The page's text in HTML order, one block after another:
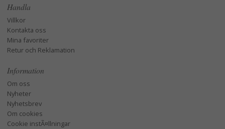
Handla
Villkor
Kontakta oss
Mina favoriter
Retur och Reklamation
Information
Om oss
Nyheter
Nyhetsbrev
Om cookies
Cookie instÃ¤llningar